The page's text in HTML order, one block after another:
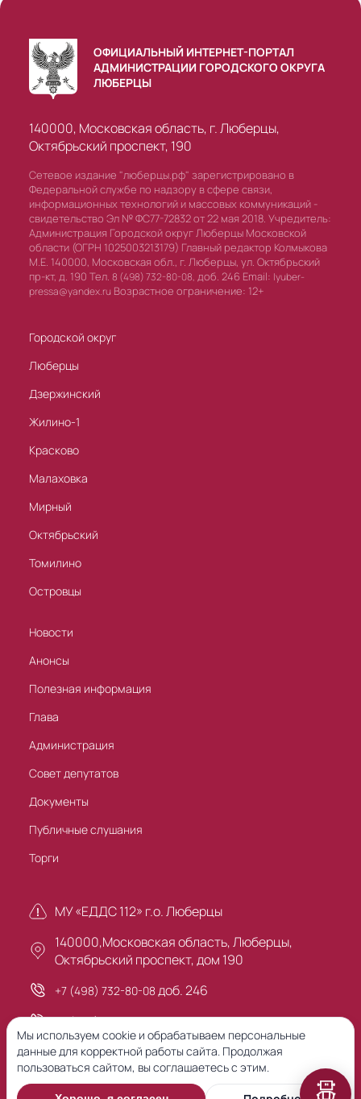
ОФИЦИАЛЬНЫЙ ИНТЕРНЕТ-ПОРТАЛ
АДМИНИСТРАЦИИ ГОРОДСКОГО ОКРУГА
ЛЮБЕРЦЫ
140000, Московская область, г. Люберцы,
Октябрьский проспект, 190
Сетевое издание "люберцы.рф" зарегистрировано в
Федеральной службе по надзору в сфере связи,
информационных технологий и массовых коммуникаций -
свидетельство Эл № ФС77-72832 от 22 мая 2018. Учредитель:
Администрация Городской округ Люберцы Московской
области (ОГРН 1025003213179) Главный редактор Колмыкова
М.Е. 140000, Московская обл., г. Люберцы, ул. Октябрьский
пр-кт, д. 190 Тел. 8 (498) 732-80-08, доб. 246 Email: lyuber-
pressa@yandex.ru Возрастное ограничение: 12+
Городской округ
Люберцы
Дзержинский
Жилино-1
Красково
Малаховка
Мирный
Октябрьский
Томилино
Островцы
Новости
Анонсы
Полезная информация
Глава
Администрация
Совет депутатов
Документы
Публичные слушания
Торги
МУ «ЕДДС 112» г.о. Люберцы
140000,Московская область, Люберцы,
Октябрьский проспект, дом 190
+7 (498) 732-80-08 доб. 246
+7 (495) 503-30-00
Предыдущая версия сайта
Мы используем cookie и обрабатываем персональные
данные для корректной работы сайта. Продолжая
пользоваться сайтом, вы соглашаетесь с этим.